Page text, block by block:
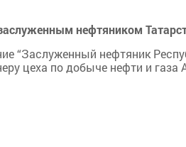
нефтяником
“Заслуженный нефтяник
цеха по добыче нефти и